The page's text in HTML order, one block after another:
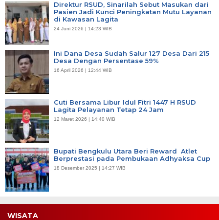
Direktur RSUD, Sinarilah Sebut Masukan dari
Pasien Jadi Kunci Peningkatan Mutu Layanan
di Kawasan Lagita
24 Juni 2026 | 14:23 WIB
Ini Dana Desa Sudah Salur 127 Desa Dari 215
Desa Dengan Persentase 59%
16 April 2026 | 12:44 WIB
Cuti Bersama Libur Idul Fitri 1447 H RSUD
Lagita Pelayanan Tetap 24 Jam
12 Maret 2026 | 14:40 WIB
Bupati Bengkulu Utara Beri Reward Atlet
Berprestasi pada Pembukaan Adhyaksa Cup
18 Desember 2025 | 14:27 WIB
WISATA